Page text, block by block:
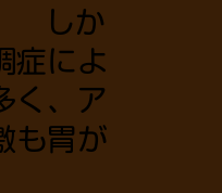
しか
症によ
く、ア
も胃が